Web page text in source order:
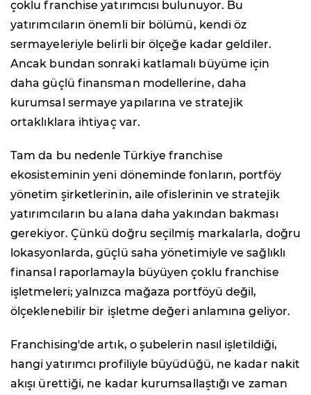
çoklu franchise yatırımcısı bulunuyor. Bu
yatırımcıların önemli bir bölümü, kendi öz
sermayeleriyle belirli bir ölçeğe kadar geldiler.
Ancak bundan sonraki katlamalı büyüme için
daha güçlü finansman modellerine, daha
kurumsal sermaye yapılarına ve stratejik
ortaklıklara ihtiyaç var.
Tam da bu nedenle Türkiye franchise
ekosisteminin yeni döneminde fonların, portföy
yönetim şirketlerinin, aile ofislerinin ve stratejik
yatırımcıların bu alana daha yakından bakması
gerekiyor. Çünkü doğru seçilmiş markalarla, doğru
lokasyonlarda, güçlü saha yönetimiyle ve sağlıklı
finansal raporlamayla büyüyen çoklu franchise
işletmeleri; yalnızca mağaza portföyü değil,
ölçeklenebilir bir işletme değeri anlamına geliyor.
Franchising'de artık, o şubelerin nasıl işletildiği,
hangi yatırımcı profiliyle büyüdüğü, ne kadar nakit
akışı ürettiği, ne kadar kurumsallaştığı ve zaman